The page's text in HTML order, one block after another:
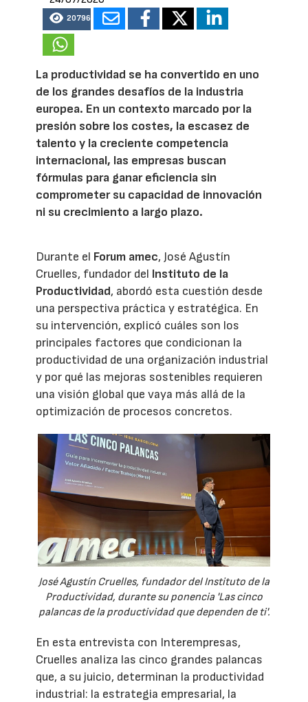
20796
La productividad se ha convertido en uno
de los grandes desafíos de la industria
europea. En un contexto marcado por la
presión sobre los costes, la escasez de
talento y la creciente competencia
internacional, las empresas buscan
fórmulas para ganar eficiencia sin
comprometer su capacidad de innovación
ni su crecimiento a largo plazo.
Durante el Forum amec, José Agustín
Cruelles, fundador del Instituto de la
Productividad, abordó esta cuestión desde
una perspectiva práctica y estratégica. En
su intervención, explicó cuáles son los
principales factores que condicionan la
productividad de una organización industrial
y por qué las mejoras sostenibles requieren
una visión global que vaya más allá de la
optimización de procesos concretos.
José Agustín Cruelles, fundador del Instituto de la
Productividad, durante su ponencia 'Las cinco
palancas de la productividad que dependen de ti'.
En esta entrevista con Interempresas,
Cruelles analiza las cinco grandes palancas
que, a su juicio, determinan la productividad
industrial: la estrategia empresarial, la